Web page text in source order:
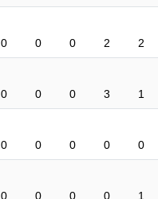
0 0 0 2 2
0 0 0 3 1
0 0 0 0 0
0 0 0 0 1